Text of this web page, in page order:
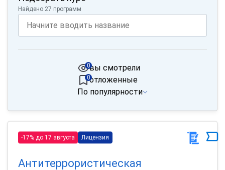
Найдено 27 программ
вы смотрели
0
отложенные
0
По популярности
-17% до 17 августа Лицензия
Антитеррористическая